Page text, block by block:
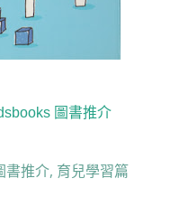
圖書推介
書推介 育兒學習篇